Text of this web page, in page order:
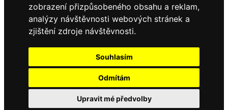
zobrazení přizpůsobeného obsahu a reklam,
analýzy návštěvnosti webových stránek a
zjištění zdroje návštěvnosti.
Souhlasím
Odmítám
Upravit mé předvolby